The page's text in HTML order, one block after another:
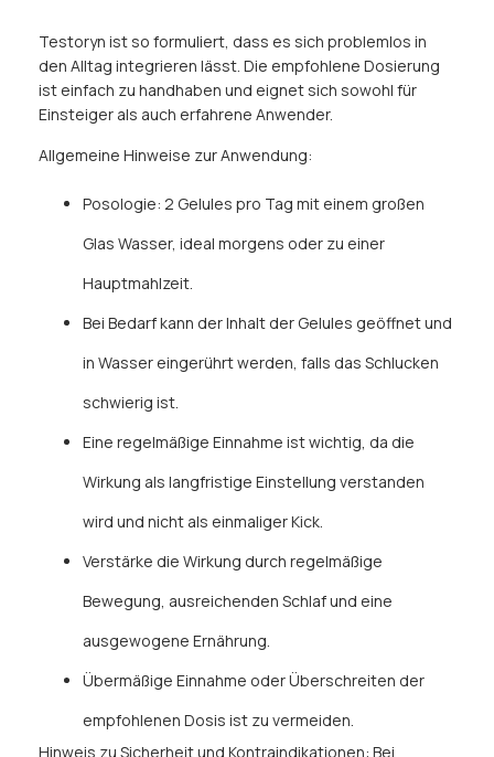
Testoryn ist so formuliert, dass es sich problemlos in
den Alltag integrieren lässt. Die empfohlene Dosierung
ist einfach zu handhaben und eignet sich sowohl für
Einsteiger als auch erfahrene Anwender.
Allgemeine Hinweise zur Anwendung:
Posologie: 2 Gelules pro Tag mit einem großen
Glas Wasser, ideal morgens oder zu einer
Hauptmahlzeit.
Bei Bedarf kann der Inhalt der Gelules geöffnet und
in Wasser eingerührt werden, falls das Schlucken
schwierig ist.
Eine regelmäßige Einnahme ist wichtig, da die
Wirkung als langfristige Einstellung verstanden
wird und nicht als einmaliger Kick.
Verstärke die Wirkung durch regelmäßige
Bewegung, ausreichenden Schlaf und eine
ausgewogene Ernährung.
Übermäßige Einnahme oder Überschreiten der
empfohlenen Dosis ist zu vermeiden.
Hinweis zu Sicherheit und Kontraindikationen: Bei